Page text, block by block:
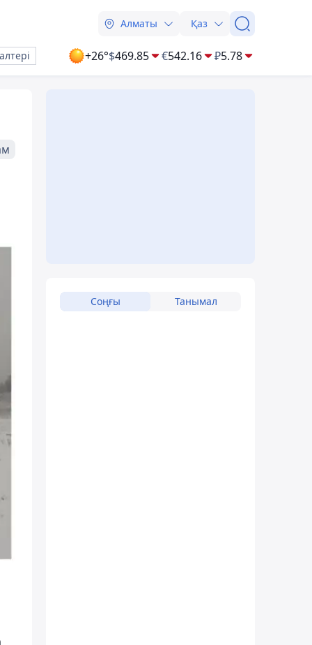
Алматы Қаз
+26°$469.85 €542.16 ₽5.78
Соңғы Танымал